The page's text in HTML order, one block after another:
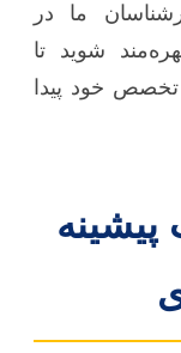
ما در
شوید تا
خود پیدا
پیشینه